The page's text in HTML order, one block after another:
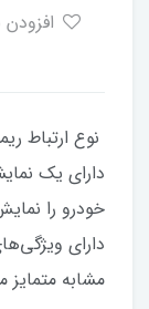
دارای
مشابه